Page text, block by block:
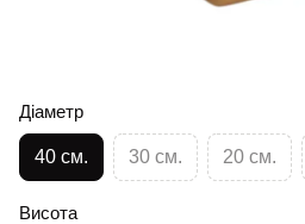
Діаметр
40 см. 30 см. 20 см.
Висота